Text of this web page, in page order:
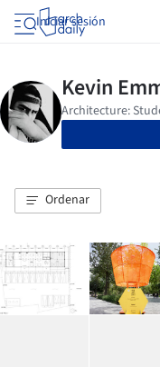
Iniciar sesión
Ordenar